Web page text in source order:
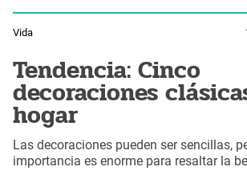
Vida
Tendencia: Cinco
decoraciones
hogar
Las decoraciones pueden ser sencillas,
importancia es enorme para resaltar la